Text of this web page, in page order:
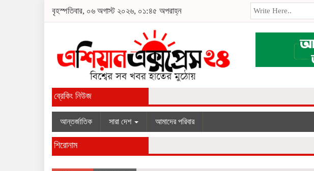
বৃহস্পতিবার, ০৬ অগাস্ট ২০২৬, ০১:৪৫ অপরাহ্ন
ব্রেকিং নিউজ
আন্তর্জাতিক সারা দেশ আমাদের পরিবার
শিরোনাম